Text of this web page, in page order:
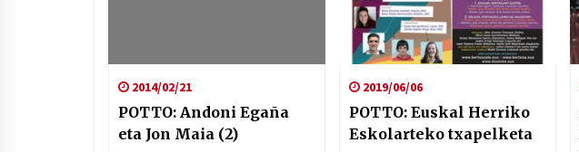
2014/02/21
POTTO: Andoni Egaña
eta Jon Maia (2)
2019/06/06
POTTO: Euskal Herriko
Eskolarteko txapelketa